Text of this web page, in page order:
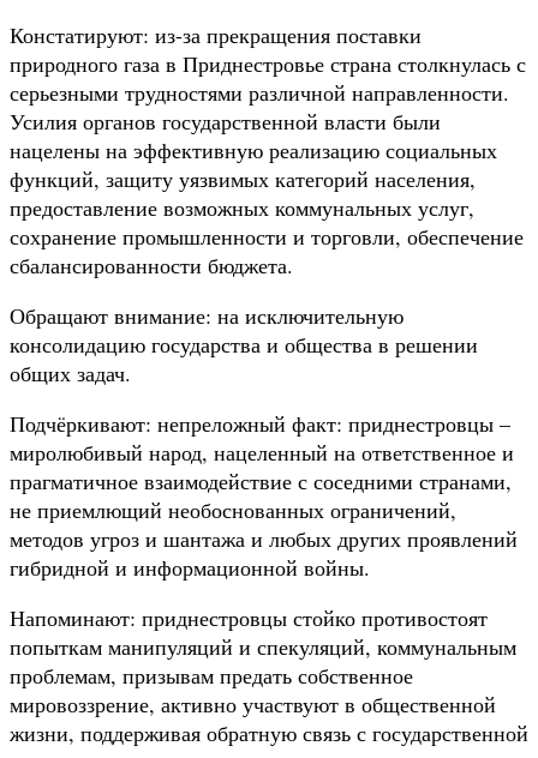
Констатируют: из-за прекращения поставки
природного газа в Приднестровье страна столкнулась с
серьезными трудностями различной направленности.
Усилия органов государственной власти были
нацелены на эффективную реализацию социальных
функций, защиту уязвимых категорий населения,
предоставление возможных коммунальных услуг,
сохранение промышленности и торговли, обеспечение
сбалансированности бюджета.
Обращают внимание: на исключительную
консолидацию государства и общества в решении
общих задач.
Подчёркивают: непреложный факт: приднестровцы –
миролюбивый народ, нацеленный на ответственное и
прагматичное взаимодействие с соседними странами,
не приемлющий необоснованных ограничений,
методов угроз и шантажа и любых других проявлений
гибридной и информационной войны.
Напоминают: приднестровцы стойко противостоят
попыткам манипуляций и спекуляций, коммунальным
проблемам, призывам предать собственное
мировоззрение, активно участвуют в общественной
жизни, поддерживая обратную связь с государственной